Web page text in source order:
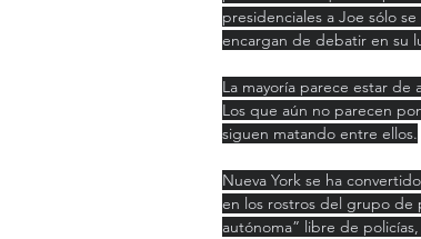
presidenciales a Joe sólo
encargan de debatir en su
La mayoría parece estar de
Los que aún no parecen
siguen matando entre ellos.
Nueva York se ha
en los rostros del grupo de
autónoma” libre de